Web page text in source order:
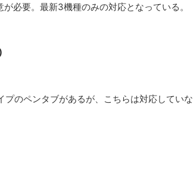
必要。最新3機種のみの対応となっている。
のペンタブがあるが、こちらは対応していな